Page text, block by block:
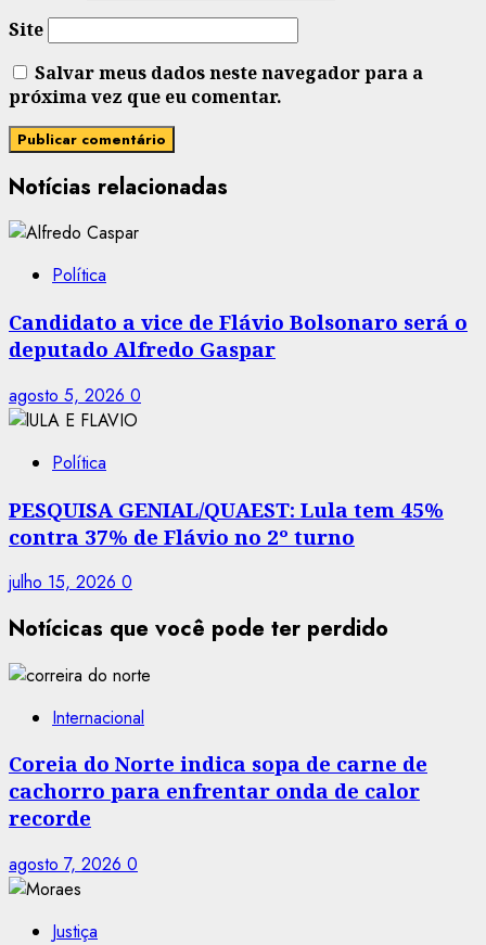
Site
Salvar meus dados neste navegador para a
próxima vez que eu comentar.
Notícias relacionadas
Política
Candidato a vice de Flávio Bolsonaro será o
deputado Alfredo Gaspar
agosto 5, 2026 0
Política
PESQUISA GENIAL/QUAEST: Lula tem 45%
contra 37% de Flávio no 2º turno
julho 15, 2026 0
Notícicas que você pode ter perdido
Internacional
Coreia do Norte indica sopa de carne de
cachorro para enfrentar onda de calor
recorde
agosto 7, 2026 0
Justiça